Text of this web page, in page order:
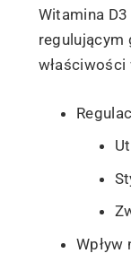
Witamina
regulującym
właściwości
Wpływ